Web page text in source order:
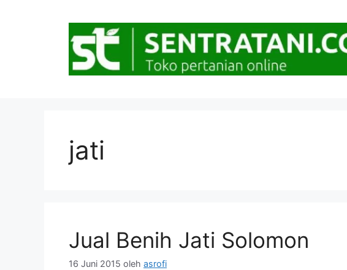
jati
Jual Benih Jati Solomon
16 Juni 2015 oleh asrofi